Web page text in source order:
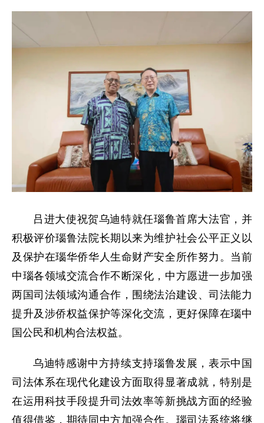
吕进大使祝贺乌迪特就任瑙鲁首席大法官，并
积极评价瑙鲁法院长期以来为维护社会公平正义以
及保护在瑙华侨华人生命财产安全所作努力。当前
中瑙各领域交流合作不断深化，中方愿进一步加强
两国司法领域沟通合作，围绕法治建设、司法能力
提升及涉侨权益保护等深化交流，更好保障在瑙中
国公民和机构合法权益。
乌迪特感谢中方持续支持瑙鲁发展，表示中国
司法体系在现代化建设方面取得显著成就，特别是
在运用科技手段提升司法效率等新挑战方面的经验
值得借鉴，期待同中方加强合作。瑙司法系统将继